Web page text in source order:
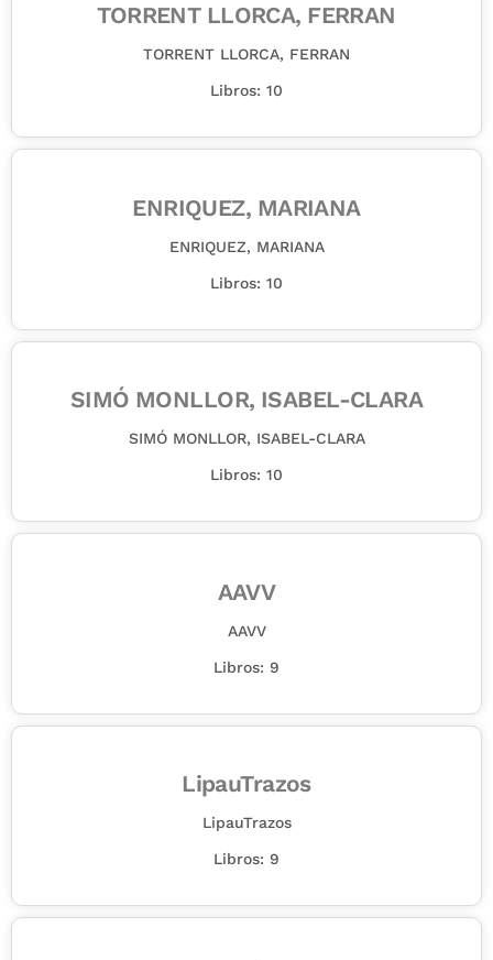
TORRENT LLORCA, FERRAN
TORRENT LLORCA, FERRAN
Libros: 10
ENRIQUEZ, MARIANA
ENRIQUEZ, MARIANA
Libros: 10
SIMÓ MONLLOR, ISABEL-CLARA
SIMÓ MONLLOR, ISABEL-CLARA
Libros: 10
AAVV
AAVV
Libros: 9
LipauTrazos
LipauTrazos
Libros: 9